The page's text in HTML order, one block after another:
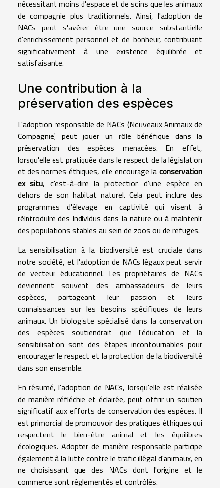
nécessitant moins d'espace et de soins que les animaux
de compagnie plus traditionnels. Ainsi, l'adoption de
NACs peut s'avérer être une source substantielle
d'enrichissement personnel et de bonheur, contribuant
significativement à une existence équilibrée et
satisfaisante.
Une contribution à la
préservation des espèces
L'adoption responsable de NACs (Nouveaux Animaux de
Compagnie) peut jouer un rôle bénéfique dans la
préservation des espèces menacées. En effet,
lorsqu'elle est pratiquée dans le respect de la législation
et des normes éthiques, elle encourage la conservation
ex situ, c'est-à-dire la protection d'une espèce en
dehors de son habitat naturel. Cela peut inclure des
programmes d'élevage en captivité qui visent à
réintroduire des individus dans la nature ou à maintenir
des populations stables au sein de zoos ou de refuges.
La sensibilisation à la biodiversité est cruciale dans
notre société, et l'adoption de NACs légaux peut servir
de vecteur éducationnel. Les propriétaires de NACs
deviennent souvent des ambassadeurs de leurs
espèces, partageant leur passion et leurs
connaissances sur les besoins spécifiques de leurs
animaux. Un biologiste spécialisé dans la conservation
des espèces soutiendrait que l'éducation et la
sensibilisation sont des étapes incontournables pour
encourager le respect et la protection de la biodiversité
dans son ensemble.
En résumé, l'adoption de NACs, lorsqu'elle est réalisée
de manière réfléchie et éclairée, peut offrir un soutien
significatif aux efforts de conservation des espèces. Il
est primordial de promouvoir des pratiques éthiques qui
respectent le bien-être animal et les équilibres
écologiques. Adopter de manière responsable participe
également à la lutte contre le trafic illégal d'animaux, en
ne choisissant que des NACs dont l'origine et le
commerce sont réglementés et contrôlés.